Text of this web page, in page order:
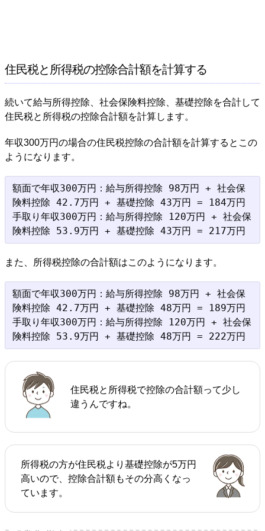
住民税と所得税の控除合計額を計算する
続いて給与所得控除、社会保険料控除、基礎控除を合計して
住民税と所得税の控除合計額を計算します。
年収300万円の場合の住民税控除の合計額を計算するとこの
ようになります。
額面で年収300万円：給与所得控除 98万円 + 社会保
険料控除 42.7万円 + 基礎控除 43万円 = 184万円
手取り年収300万円：給与所得控除 120万円 + 社会保
また、所得税控除の合計額はこのようになります。
額面で年収300万円：給与所得控除 98万円 + 社会保
険料控除 42.7万円 + 基礎控除 48万円 = 189万円
手取り年収300万円：給与所得控除 120万円 + 社会保
住民税と所得税で控除の合計額って少し
違うんですね。
所得税の方が住民税より基礎控除が5万円
高いので、控除合計額もその分高くなっ
ています。